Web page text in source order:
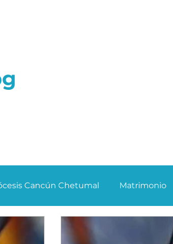
Cancún Chetumal Matrimonio
Mensuales